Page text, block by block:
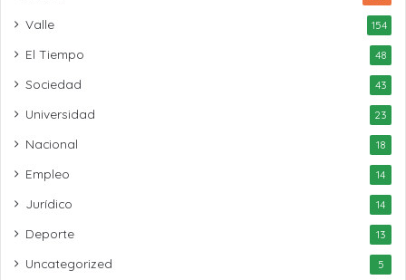
Valle 154
El Tiempo 48
Sociedad 43
Universidad 23
Nacional 18
Empleo 14
Jurídico 14
Deporte 13
Uncategorized 5